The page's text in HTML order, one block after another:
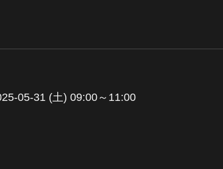
05-31 (土) 09:00～11:00